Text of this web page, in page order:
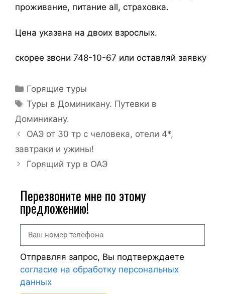
проживание, питание all, страховка.
Цена указана на двоих взрослых.
скорее звони 748-10-67 или оставляй заявку
Горящие туры
Туры в Доминикану. Путевки в
Доминикану.
ОАЭ от 30 тр с человека, отели 4*,
завтраки и ужины!
Горящий тур в ОАЭ
Перезвоните мне по этому
предложению!
Отправляя запрос, Вы подтверждаете
согласие на обработку персональных
данных